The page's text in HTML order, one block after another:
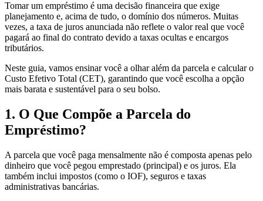
Tomar um empréstimo é uma decisão financeira que exige
planejamento e, acima de tudo, o domínio dos números. Muitas
vezes, a taxa de juros anunciada não reflete o valor real que você
pagará ao final do contrato devido a taxas ocultas e encargos
tributários.
Neste guia, vamos ensinar você a olhar além da parcela e calcular o
Custo Efetivo Total (CET), garantindo que você escolha a opção
mais barata e sustentável para o seu bolso.
1. O Que Compõe a Parcela do
Empréstimo?
A parcela que você paga mensalmente não é composta apenas pelo
dinheiro que você pegou emprestado (principal) e os juros. Ela
também inclui impostos (como o IOF), seguros e taxas
administrativas bancárias.